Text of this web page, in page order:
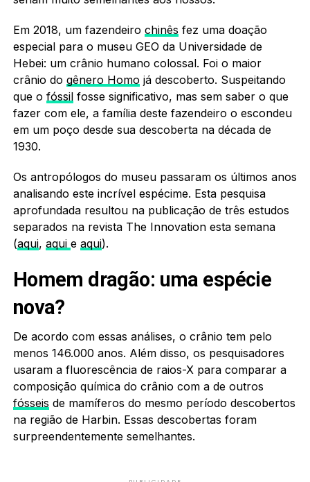
Em 2018, um fazendeiro chinês fez uma doação
especial para o museu GEO da Universidade de
Hebei: um crânio humano colossal. Foi o maior
crânio do gênero Homo já descoberto. Suspeitando
que o fóssilfosse significativo, mas sem saber o que
fazer com ele, a família deste fazendeiro o escondeu
em um poço desde sua descoberta na década de
1930.
Os antropólogos do museu passaram os últimos anos
analisando este incrível espécime. Esta pesquisa
aprofundada resultou na publicação de três estudos
separados na revista The Innovation esta semana
(aqui, aqui e aqui).
Homem dragão: uma espécie
nova?
De acordo com essas análises, o crânio tem pelo
menos 146.000 anos. Além disso, os pesquisadores
usaram a fluorescência de raios-X para comparar a
composição química do crânio com a de outros
fósseis de mamíferos do mesmo período descobertos
na região de Harbin. Essas descobertas foram
surpreendentemente semelhantes.